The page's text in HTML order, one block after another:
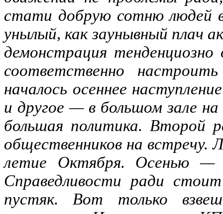
стати добрую сотню людей
унылый, как заунывный плач
демонстрация
соответственно
началось осеннее
и другое — в большом зале
большая политика. Второй
общественников на встречу.
летие Октября. Осенью —
Справедливости ради
пустяк. Вот только